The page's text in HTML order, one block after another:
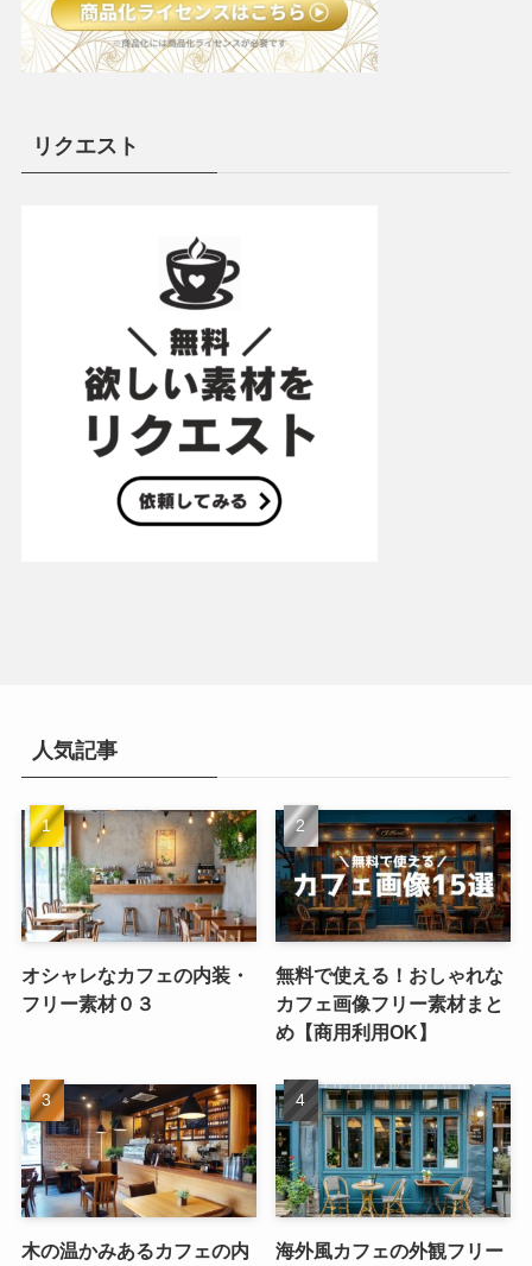
リクエスト
人気記事
オシャレなカフェの内装・
フリー素材０３
無料で使える！おしゃれな
カフェ画像フリー素材まと
め【商用利用OK】
木の温かみあるカフェの内
海外風カフェの外観フリー